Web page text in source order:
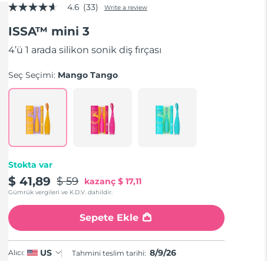
4.6
of
stars,
value.
Read
Reviews.
Same
page
link.
4.6 (33) Write a review
ISSA™ mini 3
4’ü 1 arada silikon sonik diş fırçası
Seç Seçimi: Mango Tango
Stokta var
$ 41,89 $ 59 kazanç $ 17,11
Gümrük vergileri ve K.D.V. dahildir.
Sepete Ekle
Alıcı: US Tahmini teslim tarihi: 8/9/26